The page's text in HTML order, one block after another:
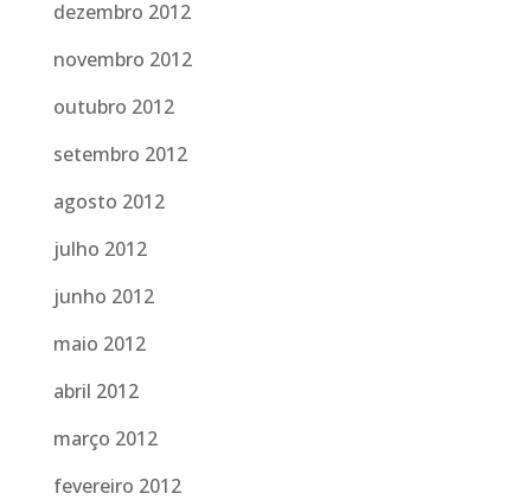
dezembro 2012
novembro 2012
outubro 2012
setembro 2012
agosto 2012
julho 2012
junho 2012
maio 2012
abril 2012
março 2012
fevereiro 2012